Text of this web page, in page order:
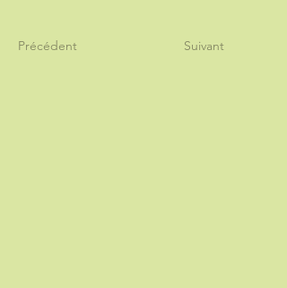
Précédent Suivant